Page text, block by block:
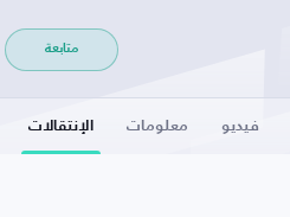
متابعة
فيديو معلومات الإنتقالات